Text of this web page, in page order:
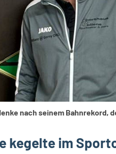
nach seinem Bahnrekord,
kegelte im